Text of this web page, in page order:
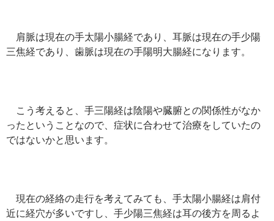
肩脈は現在の手太陽小腸経であり、耳脈は現在の手少陽
三焦経であり、歯脈は現在の手陽明大腸経になります。
こう考えると、手三陽経は陰陽や臓腑との関係性がなか
ったということなので、症状に合わせて治療をしていたの
ではないかと思います。
現在の経絡の走行を考えてみても、手太陽小腸経は肩付
近に経穴が多いですし、手少陽三焦経は耳の後方を周るよ